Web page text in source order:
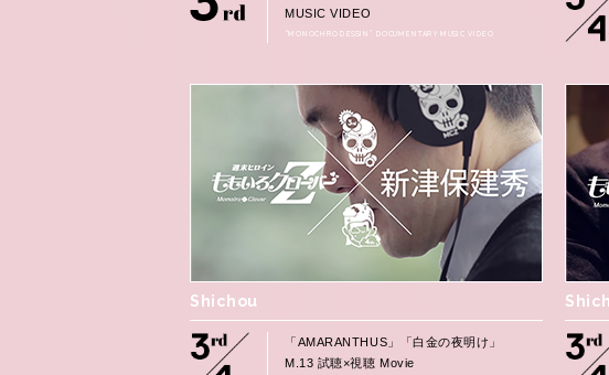
MUSIC VIDEO
“MONOCHRO DESSIN” DOCUMENTARY MUSIC VIDEO
Shichou
「AMARANTHUS」「白金の夜明け」
M.13 試聴×視聴 Movie